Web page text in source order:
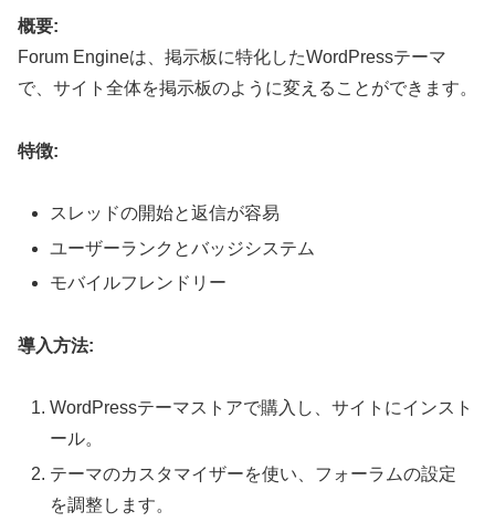
概要:
Forum Engineは、掲示板に特化したWordPressテーマ
で、サイト全体を掲示板のように変えることができます。
特徴:
スレッドの開始と返信が容易
ユーザーランクとバッジシステム
モバイルフレンドリー
導入方法:
WordPressテーマストアで購入し、サイトにインスト
ール。
テーマのカスタマイザーを使い、フォーラムの設定
を調整します。